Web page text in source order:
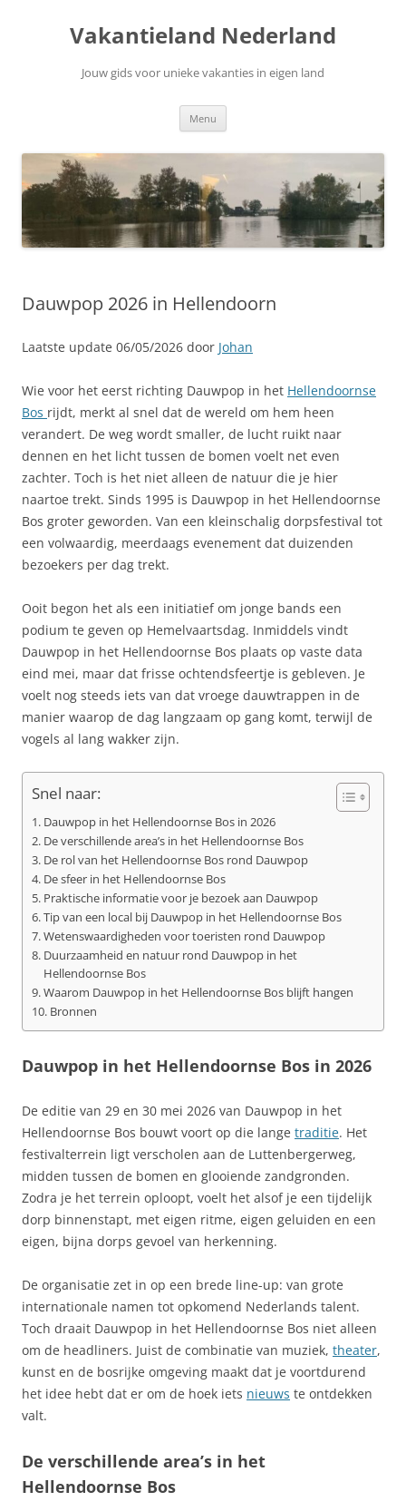
Vakantieland Nederland
Jouw gids voor unieke vakanties in eigen land
Menu
Dauwpop 2026 in Hellendoorn
Laatste update 06/05/2026 door Johan
Wie voor het eerst richting Dauwpop in het Hellendoornse
Bos rijdt, merkt al snel dat de wereld om hem heen
verandert. De weg wordt smaller, de lucht ruikt naar
dennen en het licht tussen de bomen voelt net even
zachter. Toch is het niet alleen de natuur die je hier
naartoe trekt. Sinds 1995 is Dauwpop in het Hellendoornse
Bos groter geworden. Van een kleinschalig dorpsfestival tot
een volwaardig, meerdaags evenement dat duizenden
bezoekers per dag trekt.
Ooit begon het als een initiatief om jonge bands een
podium te geven op Hemelvaartsdag. Inmiddels vindt
Dauwpop in het Hellendoornse Bos plaats op vaste data
eind mei, maar dat frisse ochtendsfeertje is gebleven. Je
voelt nog steeds iets van dat vroege dauwtrappen in de
manier waarop de dag langzaam op gang komt, terwijl de
vogels al lang wakker zijn.
Snel naar:
Dauwpop in het Hellendoornse Bos in 2026
De verschillende area’s in het Hellendoornse Bos
De rol van het Hellendoornse Bos rond Dauwpop
De sfeer in het Hellendoornse Bos
Praktische informatie voor je bezoek aan Dauwpop
Tip van een local bij Dauwpop in het Hellendoornse Bos
Wetenswaardigheden voor toeristen rond Dauwpop
Duurzaamheid en natuur rond Dauwpop in het
Hellendoornse Bos
Waarom Dauwpop in het Hellendoornse Bos blijft hangen
Bronnen
Dauwpop in het Hellendoornse Bos in 2026
De editie van 29 en 30 mei 2026 van Dauwpop in het
Hellendoornse Bos bouwt voort op die lange traditie. Het
festivalterrein ligt verscholen aan de Luttenbergerweg,
midden tussen de bomen en glooiende zandgronden.
Zodra je het terrein oploopt, voelt het alsof je een tijdelijk
dorp binnenstapt, met eigen ritme, eigen geluiden en een
eigen, bijna dorps gevoel van herkenning.
De organisatie zet in op een brede line-up: van grote
internationale namen tot opkomend Nederlands talent.
Toch draait Dauwpop in het Hellendoornse Bos niet alleen
om de headliners. Juist de combinatie van muziek, theater,
kunst en de bosrijke omgeving maakt dat je voortdurend
het idee hebt dat er om de hoek iets nieuws te ontdekken
valt.
De verschillende area’s in het
Hellendoornse Bos